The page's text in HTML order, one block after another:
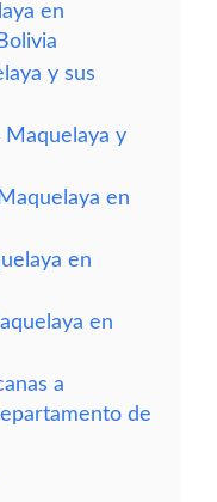
en
y sus
Maquelaya y
en
en
en
a
de